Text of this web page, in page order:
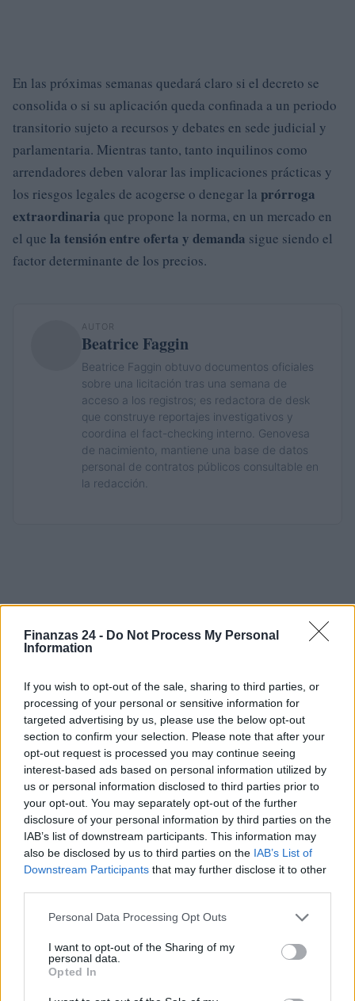
Finanzas 24 - Do Not Process My Personal
Information
If you wish to opt-out of the sale, sharing to third parties, or
processing of your personal or sensitive information for
targeted advertising by us, please use the below opt-out
section to confirm your selection. Please note that after your
opt-out request is processed you may continue seeing
interest-based ads based on personal information utilized by
us or personal information disclosed to third parties prior to
your opt-out. You may separately opt-out of the further
disclosure of your personal information by third parties on the
IAB’s list of downstream participants. This information may
also be disclosed by us to third parties on the IAB’s List of
Downstream Participants that may further disclose it to other
Please note that this website/app uses one or more Google
not limited to your visit or usage behaviour. You may click to
grant or deny consent to Google and its third-party tags to
use your data for below specified purposes in below Google
consent section.
Personal Data Processing Opt Outs
I want to opt-out of the Sharing of my
personal data.
Opted In
En las próximas semanas quedará claro si el decreto se
consolida o si su aplicación queda confinada a un periodo
transitorio sujeto a recursos y debates en sede judicial y
parlamentaria. Mientras tanto, tanto inquilinos como
arrendadores deben valorar las implicaciones prácticas y
los riesgos legales de acogerse o denegar la prórroga
extraordinaria que propone la norma, en un mercado en
el que la tensión entre oferta y demanda sigue siendo el
factor determinante de los precios.
AUTOR
Beatrice Faggin
Beatrice Faggin obtuvo documentos oficiales
sobre una licitación tras una semana de
acceso a los registros; es redactora de desk
que construye reportajes investigativos y
coordina el fact-checking interno. Genovesa
de nacimiento, mantiene una base de datos
personal de contratos públicos consultable en
la redacción.
Sigue leyendo